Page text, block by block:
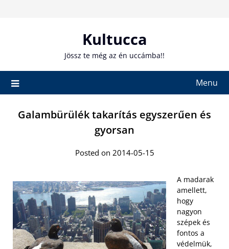
Kultucca
Jössz te még az én uccámba!!
Menu
Galambürülék takarítás egyszerűen és
gyorsan
Posted on 2014-05-15
A madarak
amellett,
hogy
nagyon
szépek és
fontos a
védelmük,